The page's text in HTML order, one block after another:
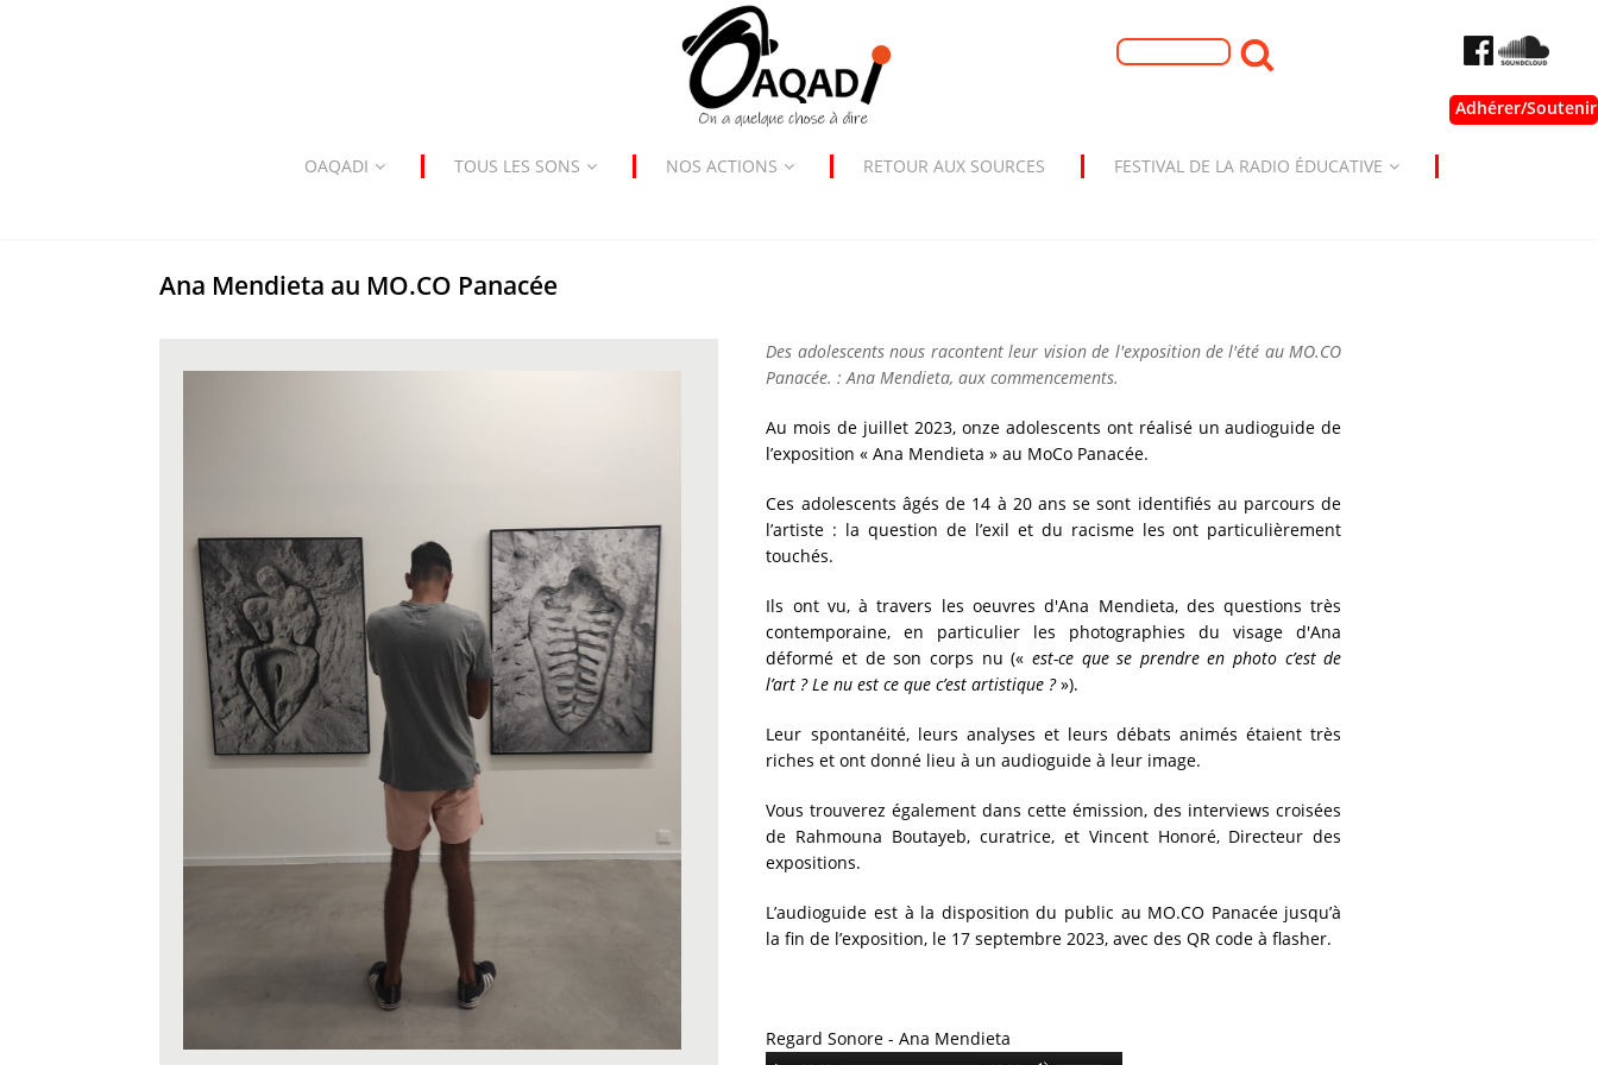
OAQADI TOUS LES SONS NOS ACTIONS RETOUR AUX SOURCES FESTIVAL DE LA RADIO ÉDUCATIVE
Adhérer/Soutenir
Formulaire de
recherche
Rechercher
Ana Mendieta au MO.CO Panacée
WhatsApp Image 2023-07-18 at 14.45.12.jpeg
Des adolescents nous racontent leur vision de l'exposition de l'été au MO.CO
Panacée. :Ana Mendieta, aux commencements.
Au mois de juillet 2023, onze adolescents ont réalisé un audioguide de
l’exposition « Ana Mendieta » au MoCo Panacée.
Ces adolescents âgés de 14 à 20 ans se sont identifiés au parcours de
l’artiste : la question de l’exil et du racisme les ont particulièrement
touchés.
Ils ont vu, à travers les oeuvres d'Ana Mendieta, des questions très
contemporaine, en particulier les photographies du visage d'Ana
déformé et de son corps nu (« est-ce que se prendre en photo c’est de
l’art ? Le nu est ce que c’est artistique ?»).
Leur spontanéité, leurs analyses et leurs débats animés étaient très
riches et ont donné lieu à un audioguide à leur image.
Vous trouverez également dans cette émission, des interviews croisées
de Rahmouna Boutayeb, curatrice, et Vincent Honoré, Directeur des
expositions.
L’audioguide est à la disposition du public au MO.CO Panacée jusqu’à
la fin de l’exposition, le 17 septembre 2023, avec des QR code à flasher.
Regard Sonore - Ana Mendieta